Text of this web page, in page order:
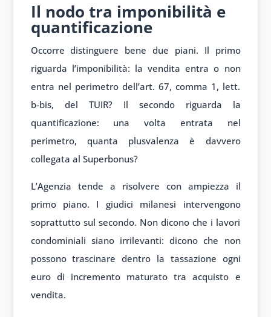
Il nodo tra imponibilità e
quantificazione
Occorre distinguere bene due piani. Il primo
riguarda l’imponibilità: la vendita entra o non
entra nel perimetro dell’art. 67, comma 1, lett.
b-bis, del TUIR? Il secondo riguarda la
quantificazione: una volta entrata nel
perimetro, quanta plusvalenza è davvero
collegata al Superbonus?
L’Agenzia tende a risolvere con ampiezza il
primo piano. I giudici milanesi intervengono
soprattutto sul secondo. Non dicono che i lavori
condominiali siano irrilevanti: dicono che non
possono trascinare dentro la tassazione ogni
euro di incremento maturato tra acquisto e
vendita.